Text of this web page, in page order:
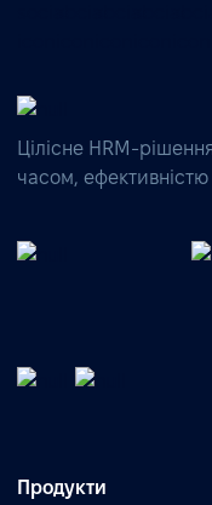
Цілісне HRM-
часом, ефективністю
Продукти